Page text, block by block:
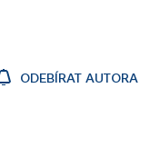
ODEBÍRAT AUTORA